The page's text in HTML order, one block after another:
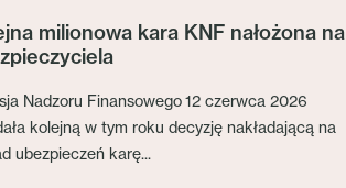
milionowa kara KNF nałożona na
Nadzoru Finansowego 12 czerwca 2026
kolejną w tym roku decyzję nakładającą na
ubezpieczeń karę...